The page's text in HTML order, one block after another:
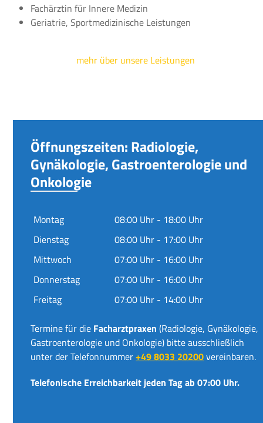
Fachärztin für Innere Medizin
Geriatrie, Sportmedizinische Leistungen
mehr über unsere Leistungen
Öffnungszeiten: Radiologie,
Gynäkologie, Gastroenterologie und
Onkologie
Montag
08:00 Uhr - 18:00 Uhr
Dienstag
08:00 Uhr - 17:00 Uhr
Mittwoch
07:00 Uhr - 16:00 Uhr
Donnerstag
07:00 Uhr - 16:00 Uhr
Freitag
07:00 Uhr - 14:00 Uhr
Termine für die Facharztpraxen (Radiologie, Gynäkologie,
Gastroenterologie und Onkologie) bitte ausschließlich
unter der Telefonnummer+49 8033 20200vereinbaren.
Telefonische Erreichbarkeit jeden Tag ab 07:00 Uhr.